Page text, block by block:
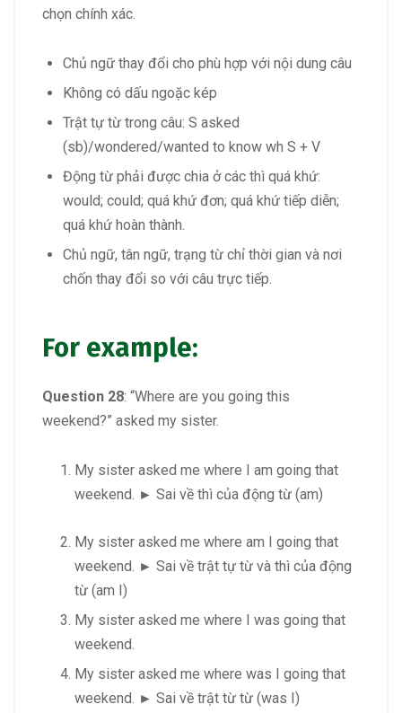
chọn chính xác.
Chủ ngữ thay đổi cho phù hợp với nội dung câu
Không có dấu ngoặc kép
Trật tự từ trong câu: S asked
(sb)/wondered/wanted to know wh S + V
Động từ phải được chia ở các thì quá khứ:
would; could; quá khứ đơn; quá khứ tiếp diễn;
quá khứ hoàn thành.
Chủ ngữ, tân ngữ, trạng từ chỉ thời gian và nơi
chốn thay đổi so với câu trực tiếp.
For example:
Question 28: “Where are you going this
weekend?” asked my sister.
My sister asked me where I am going that
weekend. ► Sai về thì của động từ (am)
My sister asked me where am I going that
weekend. ► Sai về trật tự từ và thì của động
từ (am I)
My sister asked me where I was going that
weekend.
My sister asked me where was I going that
weekend. ► Sai về trật từ từ (was I)